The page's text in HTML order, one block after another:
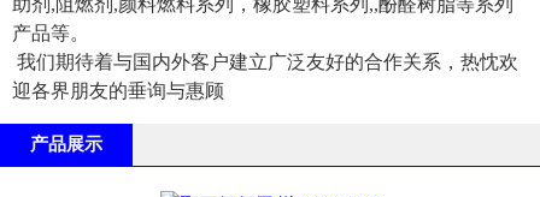
助剂,阻燃剂,颜料燃料系列，橡胶塑料系列,,酚醛树脂等系列
产品等。
我们期待着与国内外客户建立广泛友好的合作关系，热忱欢
迎各界朋友的垂询与惠顾
产品展示